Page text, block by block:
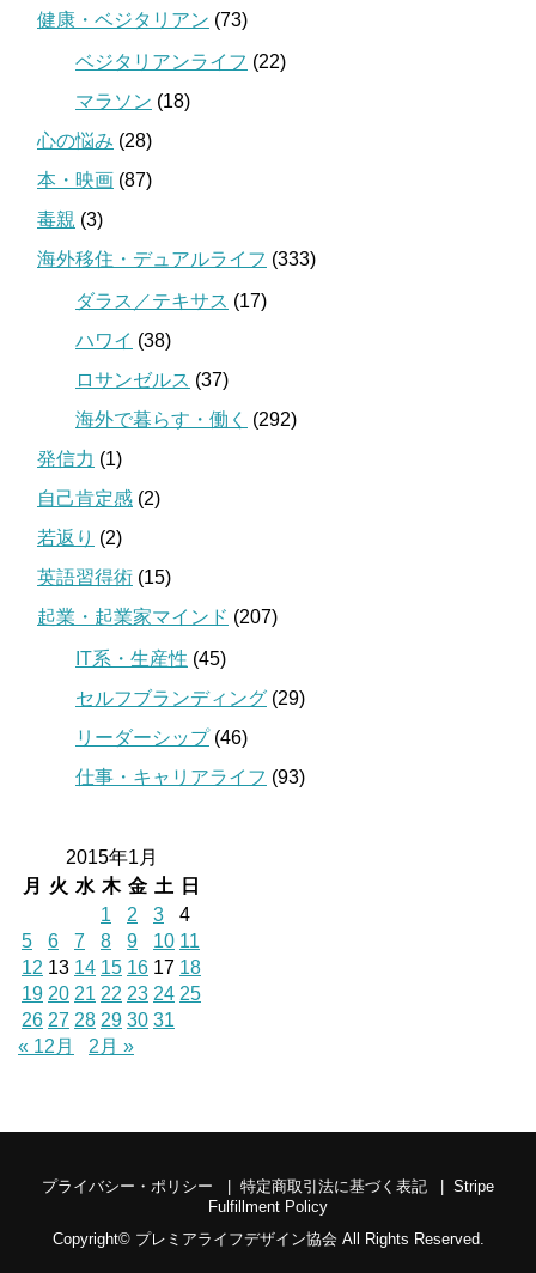
健康・ベジタリアン (73)
ベジタリアンライフ (22)
マラソン (18)
心の悩み (28)
本・映画 (87)
毒親 (3)
海外移住・デュアルライフ (333)
ダラス／テキサス (17)
ハワイ (38)
ロサンゼルス (37)
海外で暮らす・働く
(292)
発信力 (1)
自己肯定感 (2)
若返り (2)
英語習得術 (15)
起業・起業家マインド (207)
IT系・生産性 (45)
セルフブランディング (29)
リーダーシップ(46)
仕事・キャリアライフ (93)
2015年1月
月
火 水 木 金 土
日
1
2 3
4
5
6 7 8 9 10 11
12 13 14 15 16 17 18
19 20 21 22 23 24 25
26 27 28 29 30 31
« 12月
2月 »
プライバシー・ポリシー 特定商取引法に基づく表記
Stripe
Fulfillment Policy
Copyright© プレミアライフデザイン協会 All Rights Reserved.